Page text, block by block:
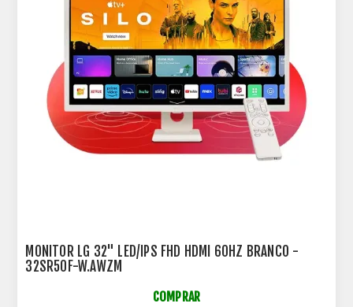
MONITOR LG 32" LED/IPS FHD HDMI 60HZ BRANCO -
32SR50F-W.AWZM
COMPRAR